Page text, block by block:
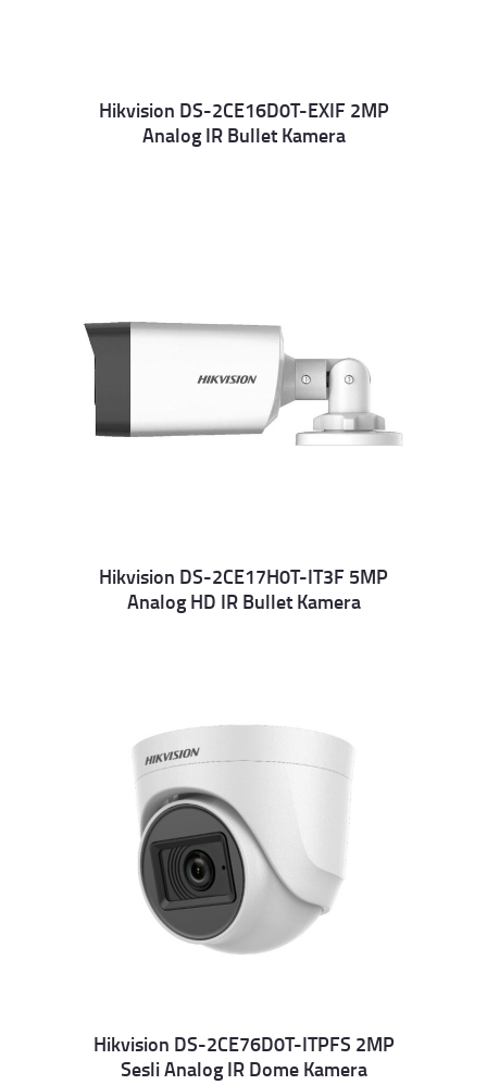
Details
Hikvision DS-2CE16D0T-EXIF 2MP
Analog IR Bullet Kamera
Details
Hikvision DS-2CE17H0T-IT3F 5MP
Analog HD IR Bullet Kamera
Details
Hikvision DS-2CE76D0T-ITPFS 2MP
Sesli Analog IR Dome Kamera